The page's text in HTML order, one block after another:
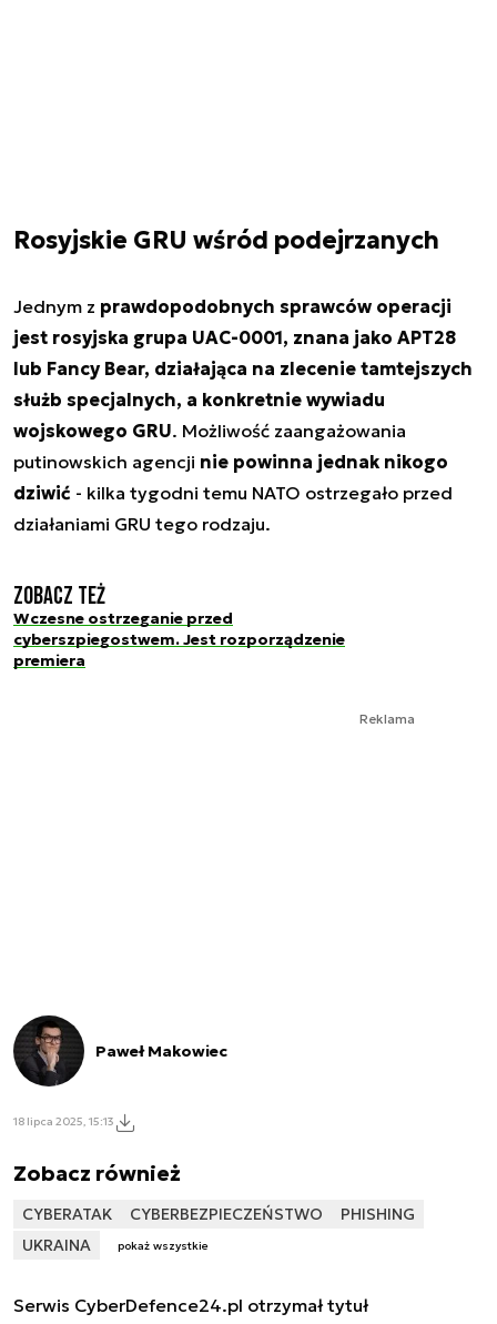
Rosyjskie GRU wśród podejrzanych
Jednym z prawdopodobnych sprawców operacji
jest rosyjska grupa UAC-0001, znana jako APT28
lub Fancy Bear, działająca na zlecenie tamtejszych
służb specjalnych, a konkretnie wywiadu
wojskowego GRU. Możliwość zaangażowania
putinowskich agencji nie powinna jednak nikogo
dziwić - kilka tygodni temu NATO ostrzegało przed
działaniami GRU tego rodzaju.
Zobacz też
Wczesne ostrzeganie przed
cyberszpiegostwem. Jest rozporządzenie
premiera
Reklama
Paweł Makowiec
18 lipca 2025, 15:13
Zobacz również
CYBERATAK CYBERBEZPIECZEŃSTWO
PHISHING
UKRAINA
pokaż wszystkie
Serwis CyberDefence24.pl otrzymał tytuł